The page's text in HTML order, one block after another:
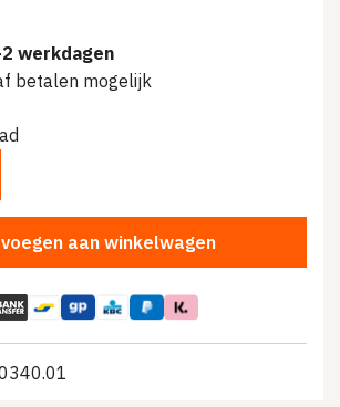
werkdagen
betalen mogelijk
aan winkelwagen